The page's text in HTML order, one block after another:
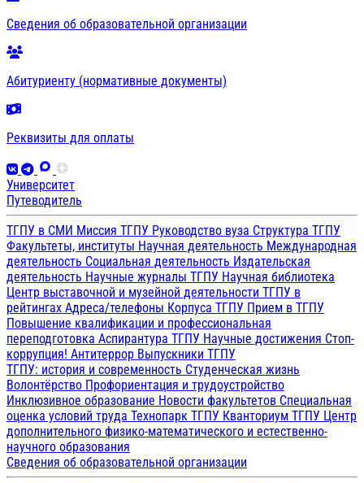
Сведения об образовательной организации
Абитуриенту (нормативные документы)
Реквизиты для оплаты
Университет
Путеводитель
ТГПУ в СМИ Миссия ТГПУ Руководство вуза Структура ТГПУ
Факультеты, институты Научная деятельность Международная
деятельность Социальная деятельность Издательская
деятельность Научные журналы ТГПУ Научная библиотека
Центр выставочной и музейной деятельности ТГПУ в
рейтингах Адреса/телефоны Корпуса ТГПУ Прием в ТГПУ
Повышение квалификации и профессиональная
переподготовка Аспирантура ТГПУ Научные достижения Стоп-
коррупция! Антитеррор Выпускники ТГПУ
ТГПУ: история и современность Студенческая жизнь
Волонтёрство Профориентация и трудоустройство
Инклюзивное образование Новости факультетов Специальная
оценка условий труда Технопарк ТГПУ Кванториум ТГПУ Центр
дополнительного физико-математического и естественно-
научного образования
Сведения об образовательной организации